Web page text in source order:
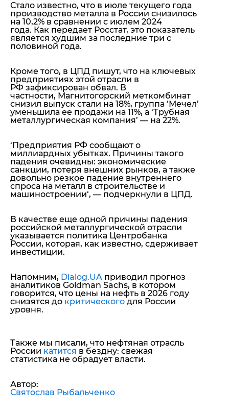
Стало известно, что в июле текущего года
производство металла в России снизилось
на 10,2% в сравнении с июлем 2024
года. Как передает Росстат, это показатель
является худшим за последние три с
половиной года.
Кроме того, в ЦПД пишут, что на ключевых
предприятиях этой отрасли в
РФ зафиксирован обвал. В
частности, Магнитогорский меткомбинат
снизил выпуск стали на 18%, группа ‘Мечел’
уменьшила ее продажи на 11%, а ‘Трубная
металлургическая компания’ — на 22%.
‘Предприятия РФ сообщают о
миллиардных убытках. Причины такого
падения очевидны: экономические
санкции, потеря внешних рынков, а также
довольно резкое падение внутреннего
спроса на металл в строительстве и
машиностроении‘, — подчеркнули в ЦПД.
В качестве еще одной причины падения
российской металлургической отрасли
указывается политика Центробанка
России, которая, как известно, сдерживает
инвестиции.
Напомним, Dialog.UA приводил прогноз
аналитиков Goldman Sachs, в котором
говорится, что цены на нефть в 2026 году
снизятся до критического для России
уровня.
Также мы писали, что нефтяная отрасль
России катится в бездну: свежая
статистика не обрадует власти.
Автор:
Святослав Рыбальченко